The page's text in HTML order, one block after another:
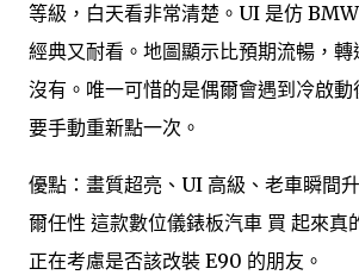
等級，白天看非常清楚。UI 是仿 BMW
經典又耐看。地圖顯示比預期流暢，
沒有。唯一可惜的是偶爾會遇到冷啟
要手動重新點一次。
優點：畫質超亮、UI 高級、老車瞬間
爾任性 這款數位儀錶板汽車 買 起來真
正在考慮是否該改裝 E90 的朋友。